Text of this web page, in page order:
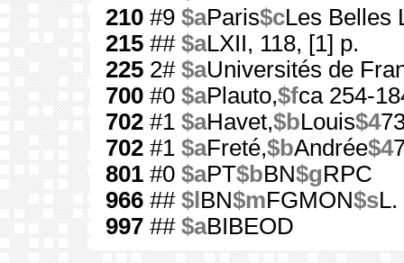
210 #9 $aParis$cLes Belles
215 ## $aLXII, 118, [1] p.
225 2# $aUniversités de
700 #0 $aPlauto,$fca 254-
702 #1 $aHavet,$bLouis$4
702 #1 $aFreté,$bAndrée$4
801 #0 $aPT$bBN$gRPC
966 ## $l BN$mFGMON$sL.
997 ## $aBIBEOD